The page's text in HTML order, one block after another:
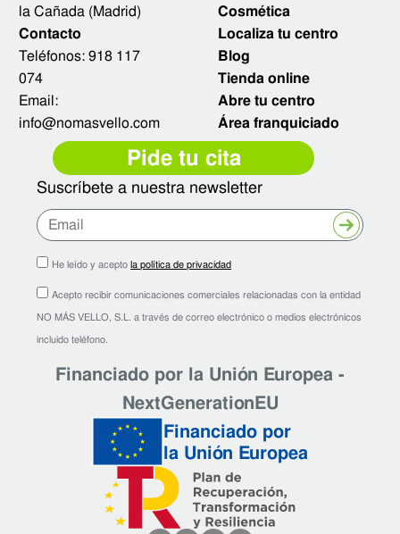
la Cañada (Madrid)
Contacto
Teléfonos:918 117
074
Email:
info@nomasvello.com
Cosmética
Localiza tu centro
Blog
Tienda online
Abre tu centro
Área franquiciado
Pide tu cita
Suscríbete a nuestra newsletter
He leído y aceptola política de privacidad
Acepto recibir comunicaciones comerciales relacionadas con la entidad
NO MÁS VELLO, S.L. a través de correo electrónico o medios electrónicos
incluido teléfono.
Enviar
Financiado por la Unión Europea -
NextGenerationEU
Financiado por
la Unión Europea